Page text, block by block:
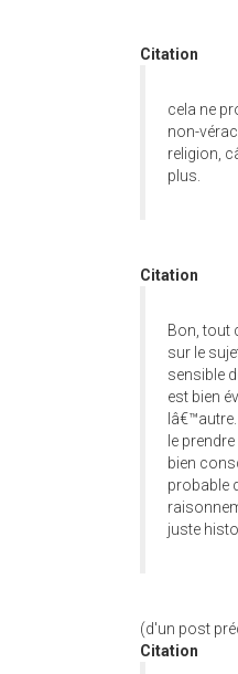
Citation
cela ne
non-
religion,
plus.
Citation
Bon, tout
sur le
sensible
est bien
le
bien
probable
juste
(d'un post
Citation